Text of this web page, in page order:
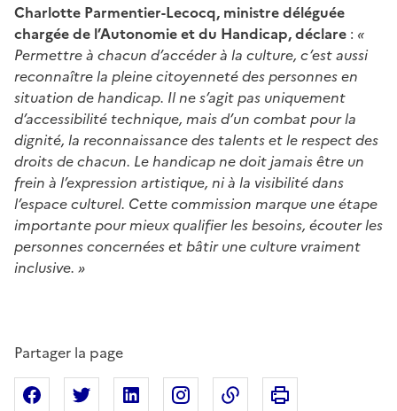
Charlotte Parmentier-Lecocq, ministre déléguée
chargée de l’Autonomie et du Handicap, déclare : «
Permettre à chacun d’accéder à la culture, c’est aussi
reconnaître la pleine citoyenneté des personnes en
situation de handicap. Il ne s’agit pas uniquement
d’accessibilité technique, mais d’un combat pour la
dignité, la reconnaissance des talents et le respect des
droits de chacun. Le handicap ne doit jamais être un
frein à l’expression artistique, ni à la visibilité dans
l’espace culturel. Cette commission marque une étape
importante pour mieux qualifier les besoins, écouter les
personnes concernées et bâtir une culture vraiment
inclusive. »
Partager la page
Partager sur Facebook
Partager sur XPartager sur Linkedin
Partager sur Instagram
Copier dans le
Imprimer cette